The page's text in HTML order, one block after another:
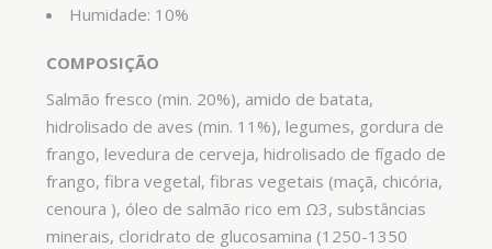
Humidade: 10%
COMPOSIÇÃO
Salmão fresco (min. 20%), amido de batata,
hidrolisado de aves (min. 11%), legumes, gordura de
frango, levedura de cerveja, hidrolisado de fígado de
frango, fibra vegetal, fibras vegetais (maçã, chicória,
cenoura ), óleo de salmão rico em Ω3, substâncias
minerais, cloridrato de glucosamina (1250-1350